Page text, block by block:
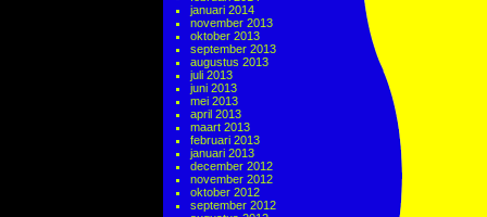
januari 2014
november 2013
oktober 2013
september 2013
augustus 2013
juli 2013
juni 2013
mei 2013
april 2013
maart 2013
februari 2013
januari 2013
december 2012
november 2012
oktober 2012
september 2012